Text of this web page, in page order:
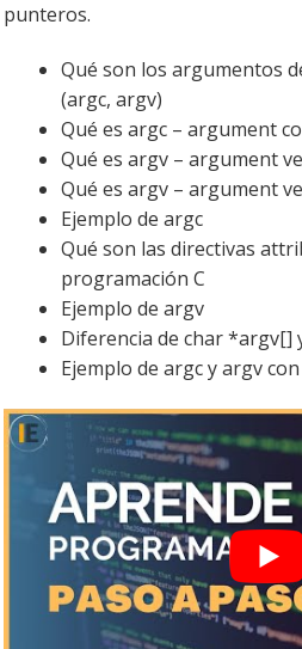
punteros.
Qué son los argumentos
(argc, argv)
Qué es argc – argument
Qué es argv – argument
Qué es argv – argument
Ejemplo de argc
Qué son las directivas
programación C
Ejemplo de argv
Diferencia de char *argv[]
Ejemplo de argc y argv